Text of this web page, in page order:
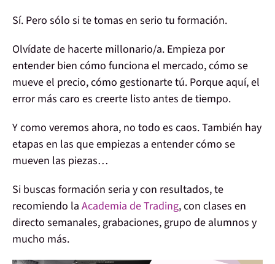
Sí. Pero sólo site tomas en serio tu formación.
Olvídate de hacerte millonario/a. Empieza por
entender bien cómo funciona el mercado, cómo se
mueve el precio, cómo gestionarte tú. Porque aquí, el
error más caro es creerte listo antes de tiempo.
Y como veremos ahora, no todo es caos. También hay
etapas en las que empiezas a entender cómo se
mueven las piezas…
Si buscas formación seria y con resultados, te
recomiendo la Academia de Trading, con clases en
directo semanales, grabaciones, grupo de alumnos y
mucho más.